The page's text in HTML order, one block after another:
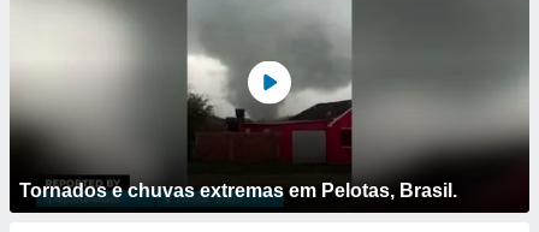
Tornados e chuvas extremas em Pelotas, Brasil.